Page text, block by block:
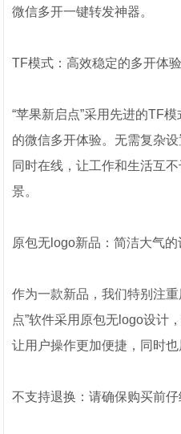
微信多开一键转发神器。
TF模式：高效稳定的多开体验
“苹果新启点”采用先进的TF
的微信多开体验。无需复杂
同时在线，让工作和生活互
景。
原包无logo新品：简洁大气的
作为一款新品，我们特别注
点”软件采用原包无logo设计
让用户操作更加便捷，同时也
不支持退换：请确保购买前